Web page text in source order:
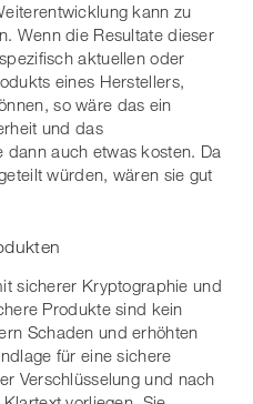
kann zu
Wenn die Resultate dieser
aktuellen oder
eines Herstellers,
so wäre das ein
und das
dann auch etwas kosten. Da
würden, wären sie gut
sicherer Kryptographie und
Produkte sind kein
Schaden und erhöhten
für eine sichere
Verschlüsselung und nach